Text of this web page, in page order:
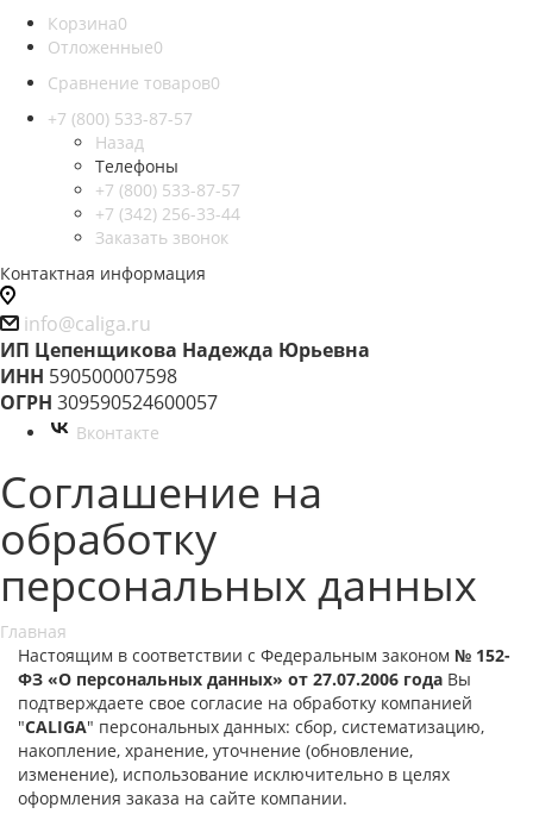
Корзина0
Отложенные0
Сравнение товаров0
+7 (800) 533-87-57
Назад
Телефоны
+7 (800) 533-87-57
+7 (342) 256-33-44
Заказать звонок
Контактная информация
info@caliga.ru
ИП Цепенщикова Надежда Юрьевна
ИНН 590500007598
ОГРН 309590524600057
Вконтакте
Соглашение на
обработку
персональных данных
Главная
Настоящим в соответствии с Федеральным законом № 152-
ФЗ «О персональных данных» от 27.07.2006 года Вы
подтверждаете свое согласие на обработку компанией
"CALIGA" персональных данных: сбор, систематизацию,
накопление, хранение, уточнение (обновление,
изменение), использование исключительно в целях
оформления заказа на сайте компании.